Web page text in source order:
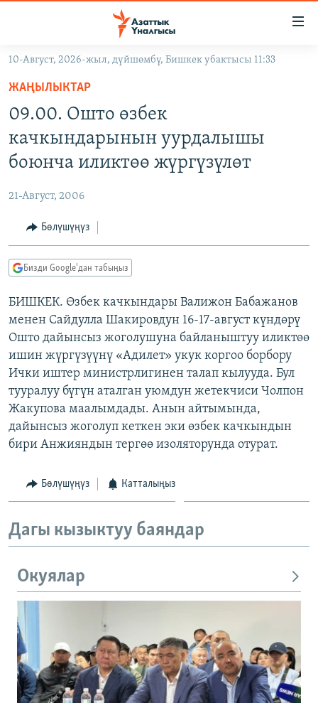
Навигацияга
өтүңүз
салыңыз
МАДАНИЯТ
УКРАИНА
ТВ ПРОГРАММАЛАР
БҮГҮН АЗАТТЫКТА
ДАНИСТЕ
ЭЖЕ-СИҢДИЛЕР
АЗАТТЫК+
ЫҢГАЙСЫЗ СУРООЛОР
ПОДКАСТ
ОНЛАЙН ШЕРИНЕ
ЭЕ/АРнун бардык сайттары
10-Август, 2026-жыл, дүйшөмбү, Бишкек убактысы 11:33
ЖАҢЫЛЫКТАР
09.00. Ошто өзбек
качкындарынын уурдалышы
боюнча иликтөө жүргүзүлөт
21-Август, 2006
Бөлүшүңүз
Бизди Google'дан табыңыз
БИШКЕК. Өзбек качкындары Валижон Бабажанов
менен Сайдулла Шакировдун 16-17-август күндөрү
Ошто дайынсыз жоголушуна байланыштуу иликтөө
ишин жүргүзүүнү «Адилет» укук коргоо борбору
Ички иштер министрлигинен талап кылууда. Бул
тууралуу бүгүн аталган уюмдун жетекчиси Чолпон
Жакупова маалымдады. Анын айтымында,
дайынсыз жоголуп кеткен эки өзбек качкындын
бири Анжияндын тергөө изоляторунда отурат.
Бөлүшүңүз Катталыңыз
Дагы кызыктуу баяндар
Окуялар